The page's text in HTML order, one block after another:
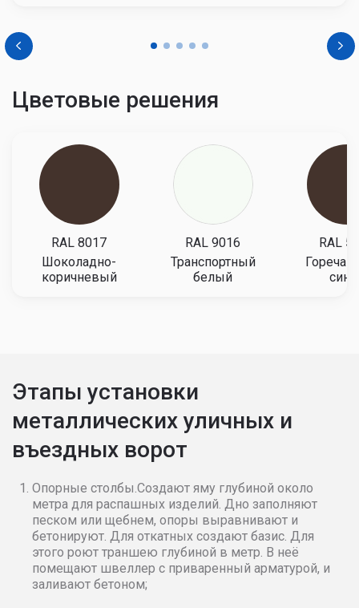
Цветовые решения
RAL 8017
Шоколадно-
коричневый
RAL 9016
Транспортный
белый
RAL
Этапы установки
металлических уличных и
въездных ворот
Опорные столбы.Создают яму глубиной около
метра для распашных изделий. Дно заполняют
песком или щебнем, опоры выравнивают и
бетонируют. Для откатных создают базис. Для
этого роют траншею глубиной в метр. В неё
помещают швеллер с приваренный арматурой, и
заливают бетоном;